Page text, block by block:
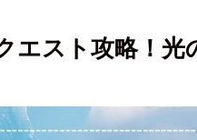
エスト攻略！光